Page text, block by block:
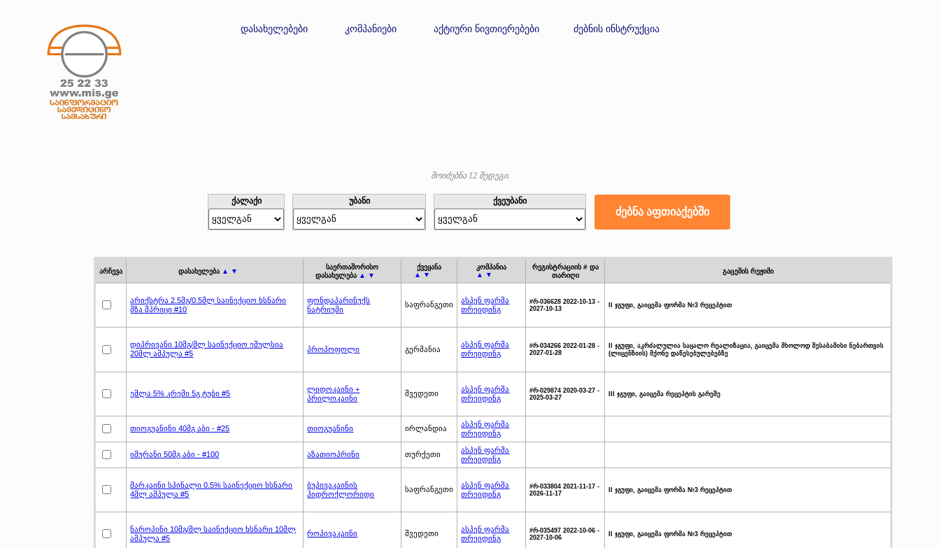
დასახელებები კომპანიები აქტიური ნივთიერებები ძებნის ინსტრუქცია
მოიძებნა 12 შედეგი.
ქალაქი უბანი ქვეუბანი
არჩევა დასახელება ▲ ▼
საერთაშორისო
დასახელება ▲ ▼
ქვეყანა
▲ ▼
კომპანია
▲ ▼
რეგისტრაციის # და
თარიღი
გაცემის რეჟიმი
არიქსტრა 2.5მგ/0.5მლ საინექციო ხსნარი
მზა შპრიცი #10
ფონდაპარინუქს
ნატრიუმი
საფრანგეთი
ასპენ ფარმა
თრეიდინგ
#რ-036628 2022-10-13 -
2027-10-13
II ჯგუფი, გაიცემა ფორმა №3 რეცეპტით
დიპრივანი 10მგ/მლ საინექციო ემულსია
20მლ ამპულა #5
პროპოფოლი გერმანია
ასპენ ფარმა
თრეიდინგ
#რ-034266 2022-01-28 -
2027-01-28
II ჯგუფი, აკრძალულია საცალო რეალიზაცია, გაიცემა მხოლოდ შესაბამისი ნებართვის
(ლიცენზიის) მქონე დაწესებულებებზე
ემლა 5% კრემი 5გ ტუბი #5
ლიდოკაინი +
პრილოკაინი
შვედეთი
ასპენ ფარმა
თრეიდინგ
#რ-029874 2020-03-27 -
2025-03-27
III ჯგუფი, გაიცემა რეცეპტის გარეშე
თიოგუანინი 40მგ აბი - #25 თიოგუანინი ირლანდია
ასპენ ფარმა
თრეიდინგ
იმურანი 50მგ აბი - #100 აზათიოპრინი თურქეთი
ასპენ ფარმა
თრეიდინგ
მარკაინი სპინალი 0.5% საინექციო ხსნარი
4მლ ამპულა #5
ბუპივაკაინის
ჰიდროქლორიდი
საფრანგეთი
ასპენ ფარმა
თრეიდინგ
#რ-033804 2021-11-17 -
2026-11-17
II ჯგუფი, გაიცემა ფორმა №3 რეცეპტით
ნაროპინი 10მგ/მლ საინექციო ხსნარი 10მლ
ამპულა #5
როპივაკაინი შვედეთი
ასპენ ფარმა
თრეიდინგ
#რ-035497 2022-10-06 -
2027-10-06
II ჯგუფი, გაიცემა ფორმა №3 რეცეპტით